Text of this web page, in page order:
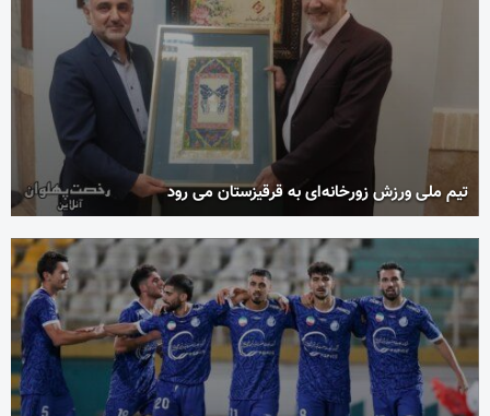
تیم ملی ورزش زورخانه‌ای به قرقیزستان می رود